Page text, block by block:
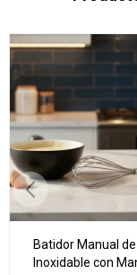
Batidor Manual
Inoxidable con